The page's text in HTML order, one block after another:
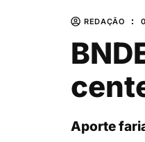
REDAÇÃO
Aporte